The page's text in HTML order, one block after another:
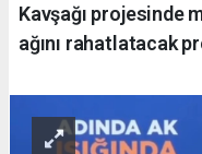
Kavşağı projesinde
ağını rahatlatacak